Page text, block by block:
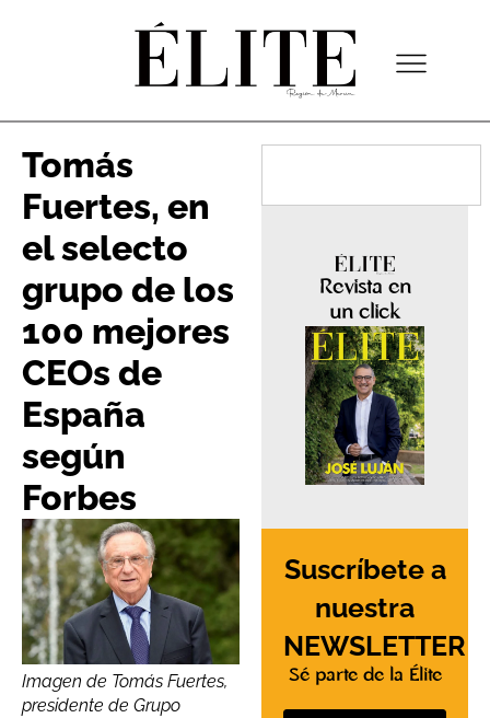
Tomás
Fuertes, en
el selecto
grupo de los
100 mejores
CEOs de
España
según
Forbes
Imagen de Tomás Fuertes,
presidente de Grupo
Revista en
un click
Suscríbete a
nuestra
NEWSLETTER
Sé parte de la Élite